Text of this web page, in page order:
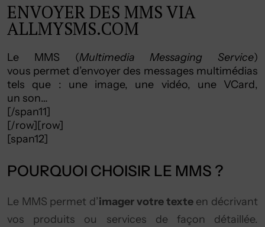
ENVOYER DES MMS VIA
ALLMYSMS.COM
Le MMS (Multimedia Messaging Service)
vous permet d’envoyer des messages multimédias
tels que : une image, une vidéo, une VCard,
un son…
[/span11]
[/row][row]
[span12]
POURQUOI CHOISIR LE MMS ?
Le MMS permet d’imager votre texteen décrivant
vos produits ou services de façon détaillée.